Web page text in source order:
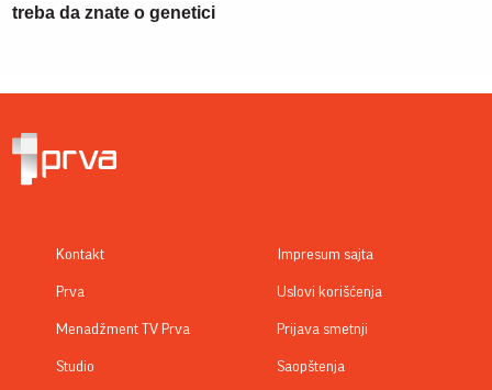
treba da znate o genetici
Kontakt
Prva
Menadžment TV Prva
Studio
Impresum sajta
Uslovi korišćenja
Prijava smetnji
Saopštenja